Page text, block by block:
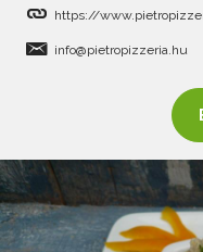
https://
info@pietropizzeria.hu